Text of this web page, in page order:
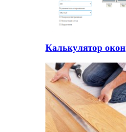
Калькулятор окон